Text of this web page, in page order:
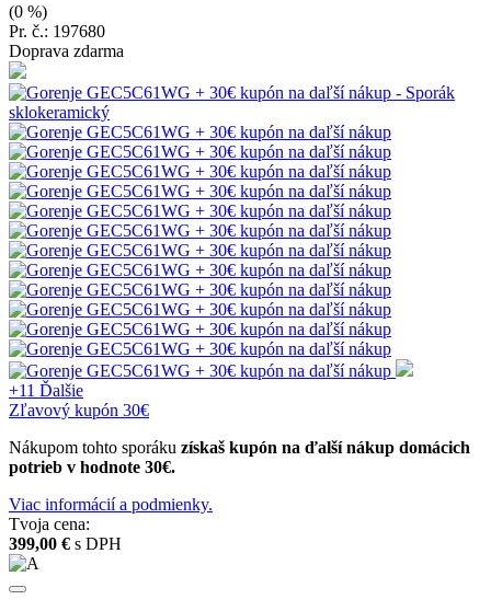
(0 %)
Pr. č.: 197680
Doprava zdarma
+11 Ďalšie
Zľavový kupón 30€
Nákupom tohto sporáku získaš kupón na ďalší nákup domácich
potrieb v hodnote 30€.
Viac informácií a podmienky.
Tvoja cena:
399,00 € s DPH